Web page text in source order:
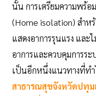
นั้น การเตรียมความพร้
(Home isolation) สำห
แสดงอาการรุนแรง และ
อาการและควบคุมการร
เป็นอีกหนึ่งแนวทางที่ทำ
สาธารณสุขจังหวัดปทุม